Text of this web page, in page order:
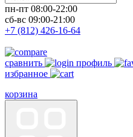
пн-пт 08:00-22:00
сб-вс 09:00-21:00
+7 (812) 426-16-64
сравнить
профиль
избранное
корзина